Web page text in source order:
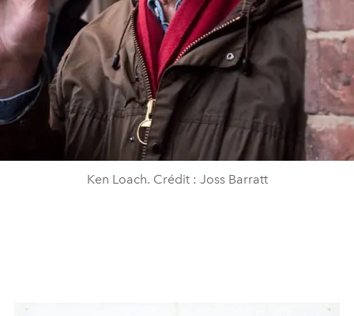
Ken Loach. Crédit : Joss Barratt